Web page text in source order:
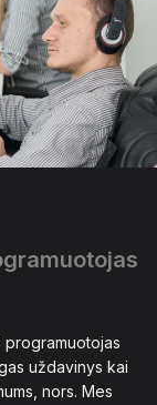
programuotojas
uždavinys kai
nors. Mes